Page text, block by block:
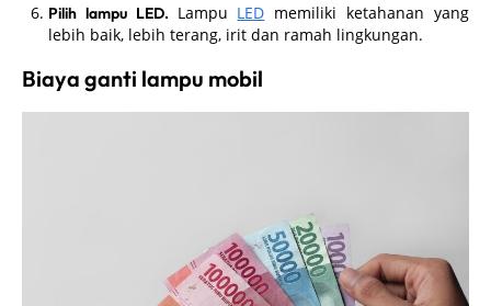
Pilih lampu LED. Lampu LED memiliki ketahanan yang
lebih baik, lebih terang, irit dan ramah lingkungan.
Biaya ganti lampu mobil